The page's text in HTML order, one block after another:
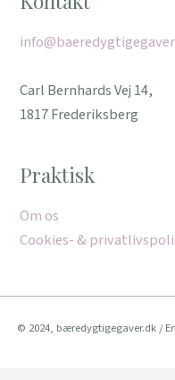
Carl Bernhards Vej 14,
1817 Frederiksberg
Praktisk
Om os
Cookies- &
© 2024, bæredygtigegaver.dk /